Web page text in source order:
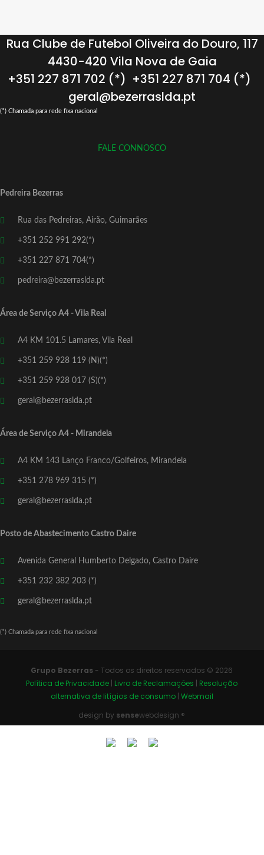
Rua Clube de Futebol Oliveira do Douro, 117
4430-420 Vila Nova de Gaia
+351 227 871 702 (*) +351 227 871 704 (*)
geral@bezerraslda.pt
(*) Chamada para rede fixa nacional
FALE CONNOSCO
Pedreira Bezerras
Rua das Pedreiras, Airão, Guimarães
+351 252 991 292(*)
+351 227 871 704(*)
pedreira@bezerraslda.pt
Área de Serviço A4 - Vila Real
A4 KM 101.5 Lamares, Vila Real
+351 259 928 119 (N)(*)
+351 259 928 017 (S)(*)
geral@bezerraslda.pt
Área de Serviço A4 - Mirandela
A4 KM 143 Lanço Franco/Golfeiros, Mirandela
+351 278 969 315 (*)
geral@bezerraslda.pt
Posto de Abastecimento Castro Daire
Avenida General Humberto Delgado, Castro Daire
+351 232 382 203 (*)
geral@bezerraslda.pt
(*) Chamada para rede fixa nacional
Grupo Bezerras - Todos os direitos reservados © 2026
Política de Privacidade | Livro de Reclamações | Resolução
alternativa de litígios de consumo | Webmail
design by sensewebdesign ®